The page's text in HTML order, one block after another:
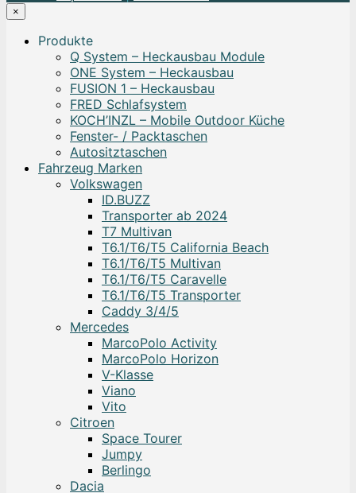
×
Produkte
Q System – Heckausbau Module
ONE System – Heckausbau
FUSION 1 – Heckausbau
FRED Schlafsystem
KOCH’INZL – Mobile Outdoor Küche
Fenster- / Packtaschen
Autositztaschen
Fahrzeug Marken
Volkswagen
ID.BUZZ
Transporter ab 2024
T7 Multivan
T6.1/T6/T5 California Beach
T6.1/T6/T5 Multivan
T6.1/T6/T5 Caravelle
T6.1/T6/T5 Transporter
Caddy 3/4/5
Mercedes
MarcoPolo Activity
MarcoPolo Horizon
V-Klasse
Viano
Vito
Citroen
Space Tourer
Jumpy
Berlingo
Dacia